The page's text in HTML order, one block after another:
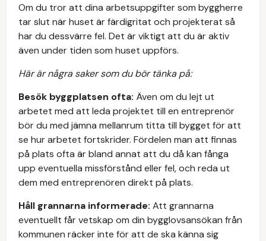
Om du tror att dina arbetsuppgifter som byggherre
tar slut när huset är färdigritat och projekterat så
har du dessvärre fel. Det är viktigt att du är aktiv
även under tiden som huset uppförs.
Här är några saker som du bör tänka på:
Besök byggplatsen ofta: Även om du lejt ut
arbetet med att leda projektet till en entreprenör
bör du med jämna mellanrum titta till bygget för att
se hur arbetet fortskrider. Fördelen man att finnas
på plats ofta är bland annat att du då kan fånga
upp eventuella missförstånd eller fel, och reda ut
dem med entreprenören direkt på plats.
Håll grannarna informerade: Att grannarna
eventuellt får vetskap om din bygglovsansökan från
kommunen räcker inte för att de ska känna sig